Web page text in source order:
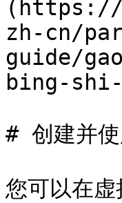
(https://
zh-cn/
guide/
bing-
# 创建并使
您可以在